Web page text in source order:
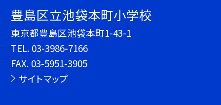
豊島区立池袋本町小学校
東京都豊島区池袋本町1-43-1
TEL. 03-3986-7166
FAX. 03-5951-3905
サイトマップ